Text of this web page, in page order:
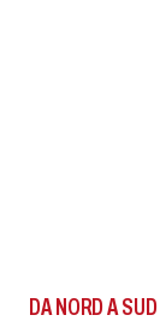
DA NORD A SUD